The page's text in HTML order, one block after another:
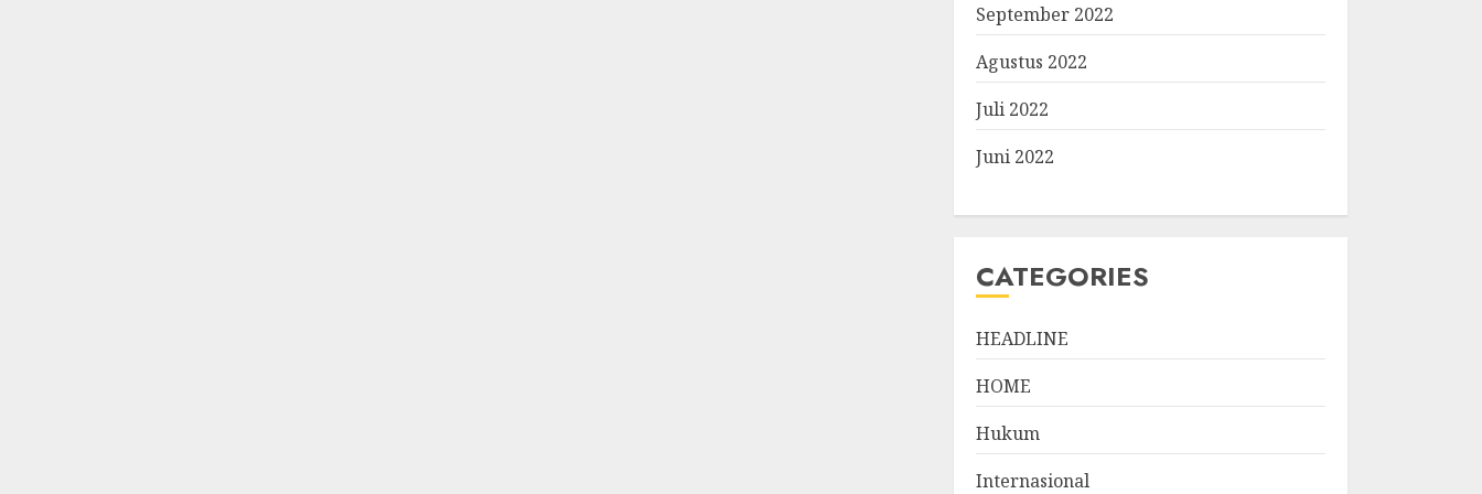
September 2022
Agustus 2022
Juli 2022
Juni 2022
CATEGORIES
HEADLINE
HOME
Hukum
Internasional